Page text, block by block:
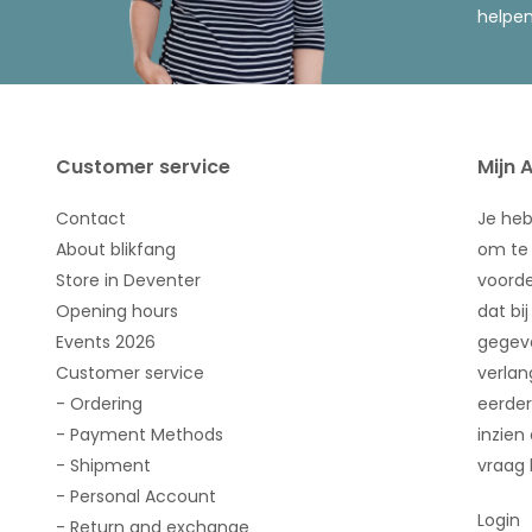
To
All brands
Marimekko
Customer service
Contact
About blikfang
Store in Deventer
Opening hours
Events 2026
Customer service
- Ordering
- Payment Methods
- Shipment
- Personal Account
- Return and exchange
Mijn
Je
om te
dat
inzien
vraag
Login